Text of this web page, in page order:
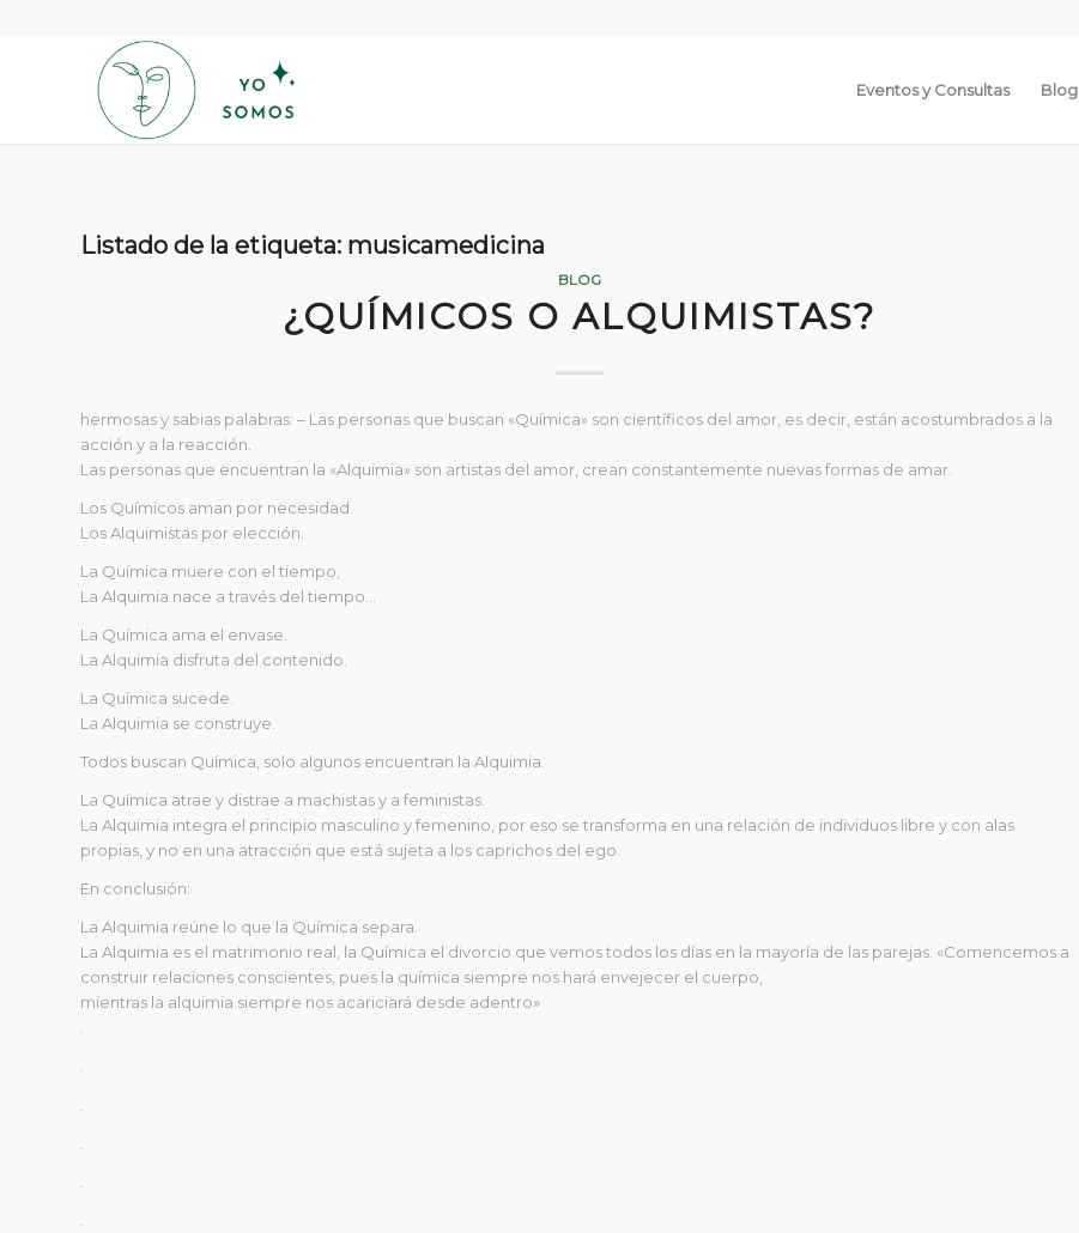
Eventos y Consultas Blog
Listado de la etiqueta: musicamedicina
BLOG
¿QUÍMICOS O ALQUIMISTAS?
hermosas y sabias palabras: – Las personas que buscan «Química» son científicos del amor, es decir, están acostumbrados a la
acción y a la reacción.
Las personas que encuentran la «Alquimia» son artistas del amor, crean constantemente nuevas formas de amar.
Los Químicos aman por necesidad.
Los Alquimistas por elección.
La Química muere con el tiempo,
La Alquimia nace a través del tiempo…
La Química ama el envase.
La Alquimia disfruta del contenido.
La Química sucede.
La Alquimia se construye.
Todos buscan Química, solo algunos encuentran la Alquimia.
La Química atrae y distrae a machistas y a feministas.
La Alquimia integra el principio masculino y femenino, por eso se transforma en una relación de individuos libre y con alas
propias, y no en una atracción que está sujeta a los caprichos del ego.
En conclusión:
La Alquimia reúne lo que la Química separa.
La Alquimia es el matrimonio real, la Química el divorcio que vemos todos los días en la mayoría de las parejas. «Comencemos a
construir relaciones conscientes, pues la química siempre nos hará envejecer el cuerpo,
mientras la alquimia siempre nos acariciará desde adentro»
.
.